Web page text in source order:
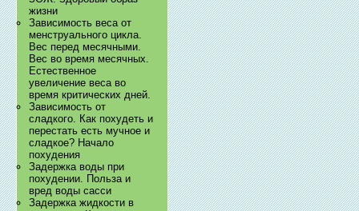
жизни
Зависимость веса от
менструального цикла.
Вес перед месячными.
Вес во время месячных.
Естественное
увеличение веса во
время критических дней.
Зависимость от
сладкого. Как похудеть и
перестать есть мучное и
сладкое? Начало
похудения
Задержка воды при
похудении. Польза и
вред воды сасси
Задержка жидкости в